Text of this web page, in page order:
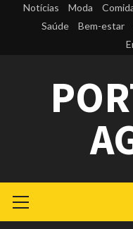
Notícias Moda
Saúde
Bem-estar
Menu